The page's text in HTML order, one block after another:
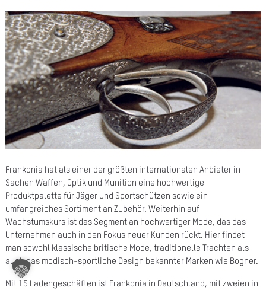
Frankonia hat als einer der größten internationalen Anbieter in
Sachen Waffen, Optik und Munition eine hochwertige
Produktpalette für Jäger und Sportschützen sowie ein
umfangreiches Sortiment an Zubehör. Weiterhin auf
Wachstumskurs ist das Segment an hochwertiger Mode, das das
Unternehmen auch in den Fokus neuer Kunden rückt. Hier findet
man sowohl klassische britische Mode, traditionelle Trachten als
auch das modisch-sportliche Design bekannter Marken wie Bogner.
Mit 15 Ladengeschäften ist Frankonia in Deutschland, mit zweien in